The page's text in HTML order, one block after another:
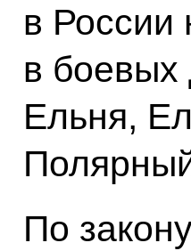
в России
в боевых
Ельня,
По